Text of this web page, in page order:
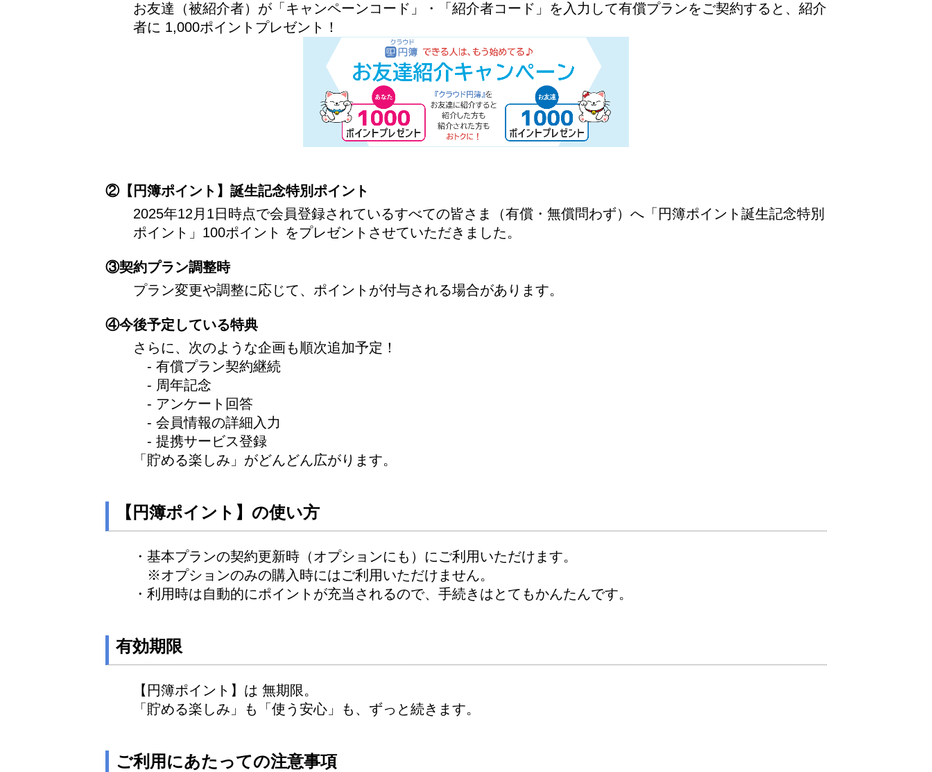
お友達（被紹介者）が「キャンペーンコード」・「紹介者コード」を入力して有償プランをご契約すると、紹介
者に 1,000ポイントプレゼント！
②【円簿ポイント】誕生記念特別ポイント
2025年12月1日時点で会員登録されているすべての皆さま（有償・無償問わず）へ「円簿ポイント誕生記念特別
ポイント」100ポイント をプレゼントさせていただきました。
③契約プラン調整時
プラン変更や調整に応じて、ポイントが付与される場合があります。
④今後予定している特典
さらに、次のような企画も順次追加予定！
- 有償プラン契約継続
- 周年記念
- アンケート回答
- 会員情報の詳細入力
- 提携サービス登録
「貯める楽しみ」がどんどん広がります。
【円簿ポイント】の使い方
・基本プランの契約更新時（オプションにも）にご利用いただけます。
※オプションのみの購入時にはご利用いただけません。
・利用時は自動的にポイントが充当されるので、手続きはとてもかんたんです。
有効期限
【円簿ポイント】は 無期限。
「貯める楽しみ」も「使う安心」も、ずっと続きます。
ご利用にあたっての注意事項